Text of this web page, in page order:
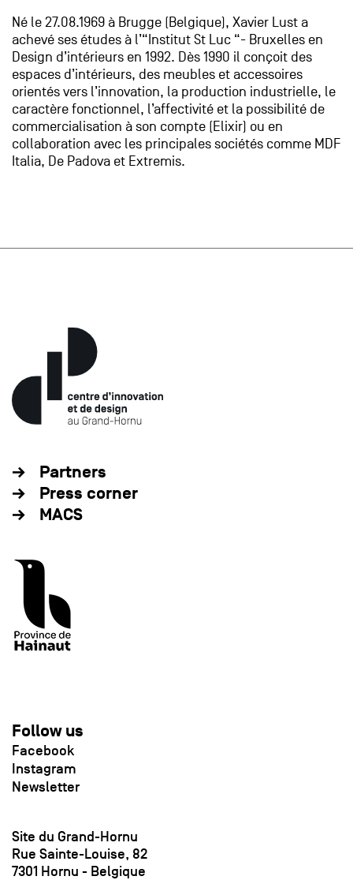
Né le 27.08.1969 à Brugge (Belgique), Xavier Lust a
achevé ses études à l’“Institut St Luc “- Bruxelles en
Design d’intérieurs en 1992. Dès 1990 il conçoit des
espaces d’intérieurs, des meubles et accessoires
orientés vers l’innovation, la production industrielle, le
caractère fonctionnel, l’affectivité et la possibilité de
commercialisation à son compte (Elixir) ou en
collaboration avec les principales sociétés comme MDF
Italia, De Padova et Extremis.
Partners
Press corner
MACS
Follow us
Facebook
Instagram
Newsletter
Site du Grand-Hornu
Rue Sainte-Louise, 82
7301 Hornu - Belgique